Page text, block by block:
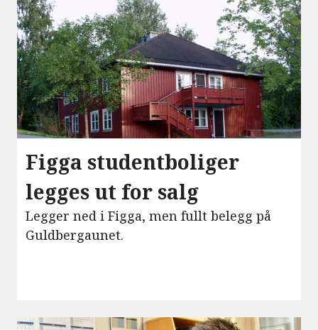
Figga studentboliger
legges ut for salg
Legger ned i Figga, men fullt belegg på
Guldbergaunet.